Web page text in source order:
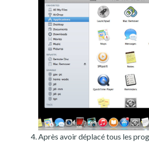
Après avoir déplacé tous les